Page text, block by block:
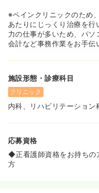
※ペインクリニックのため
あたりにじっくり治療を行
力の仕事が多いため、パソ
会計など事務作業をお手伝
施設形態・診療科目
クリニック
内科、リハビリテーション
応募資格
◆正看護師資格をお持ちの
方